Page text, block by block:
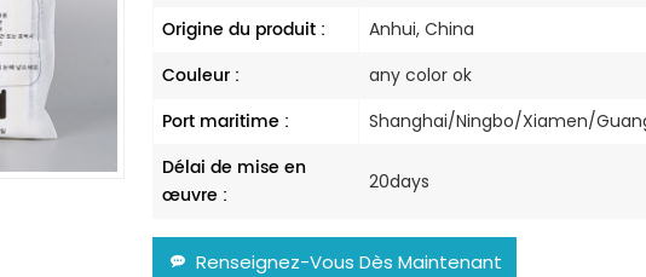
Origine du produit : Anhui, China
Couleur : any color ok
Port maritime : Shanghai/Ningbo/Xiamen/
Délai de mise en
œuvre :
20days
Renseignez-Vous Dès Maintenant